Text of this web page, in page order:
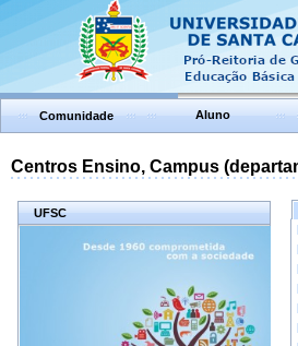
Comunidade Aluno
Centros Ensino, Campus
UFSC